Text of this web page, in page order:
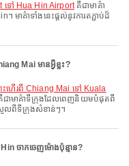
ទៅ Hua Hin Airportគឺជាមាគ៌ា
ាគ៌ាទាំងនេះផ្តល់នូវការតភ្ជាប់ដ៏
Mai មានអ្វីខ្លះ?
ហើរពី Chiang Mai ទៅ Kuala
ជាមាគ៌ាទីក្រុងដែលពេញនិយមបំផុតពី
រួលពីទីក្រុងសំខាន់ៗ។
ចាកចេញម៉ោងប៉ុន្មាន?